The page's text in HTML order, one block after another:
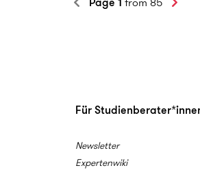
Für
Newsletter
Expertenwiki